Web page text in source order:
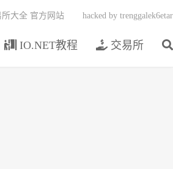
IO.NET教程 交易所
大全 官方网站 hacked by trenggalek6etar